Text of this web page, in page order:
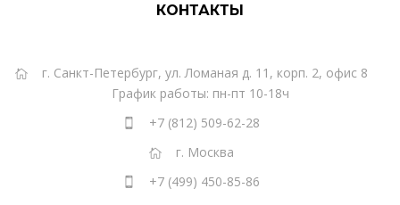
КОНТАКТЫ
г. Санкт-Петербург, ул. Ломаная д. 11, корп. 2, офис 8
График работы: пн-пт 10-18ч
+7 (812) 509-62-28
г. Москва
+7 (499) 450-85-86